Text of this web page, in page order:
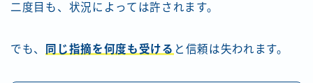
二度目も、状況によっては許されます。
でも、 同じ指摘を何度も受ける と信頼は失われます。